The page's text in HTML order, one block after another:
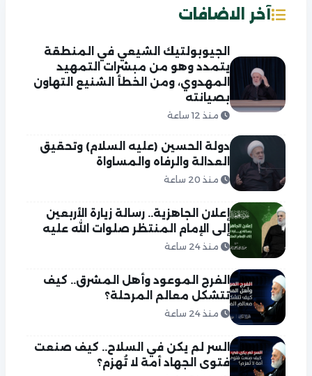
آخر الاضافات
الجيوبولتيك الشيعي في المنطقة
يتمدد وهو من مبشرات التمهيد
المهدوي، ومن الخطأ الشنيع التهاون
بصيانته
منذ 12 ساعة
دولة الحسين (عليه السلام) وتحقيق
العدالة والرفاه والمساواة
منذ 20 ساعة
إعلان الجاهزية.. رسالة زيارة الأربعين
إلى الإمام المنتظر صلوات الله عليه
منذ 24 ساعة
الفرج الموعود وأهل المشرق.. كيف
تتشكل معالم المرحلة؟
منذ 24 ساعة
السر لم يكن في السلاح.. كيف صنعت
فتوى الجهاد أمة لا تُهزم؟